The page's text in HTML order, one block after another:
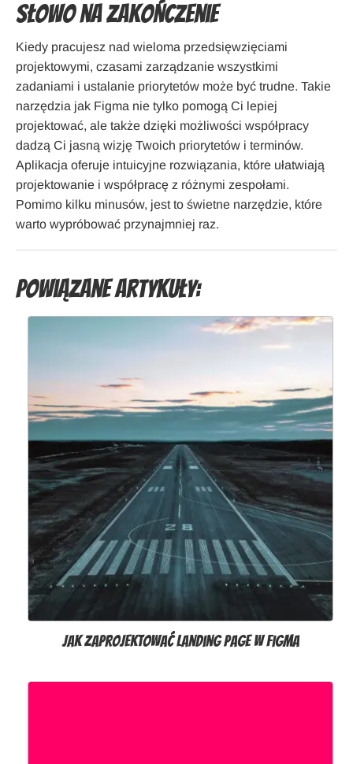
Słowo na zakończenie
Kiedy pracujesz nad wieloma przedsięwzięciami
projektowymi, czasami zarządzanie wszystkimi
zadaniami i ustalanie priorytetów może być trudne. Takie
narzędzia jak Figma nie tylko pomogą Ci lepiej
projektować, ale także dzięki możliwości współpracy
dadzą Ci jasną wizję Twoich priorytetów i terminów.
Aplikacja oferuje intuicyjne rozwiązania, które ułatwiają
projektowanie i współpracę z różnymi zespołami.
Pomimo kilku minusów, jest to świetne narzędzie, które
warto wypróbować przynajmniej raz.
Powiązane artykuły:
Jak zaprojektować landing page w Figma